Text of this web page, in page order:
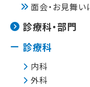
面会・お見舞い
診療科・部門
診療科
内科
外科